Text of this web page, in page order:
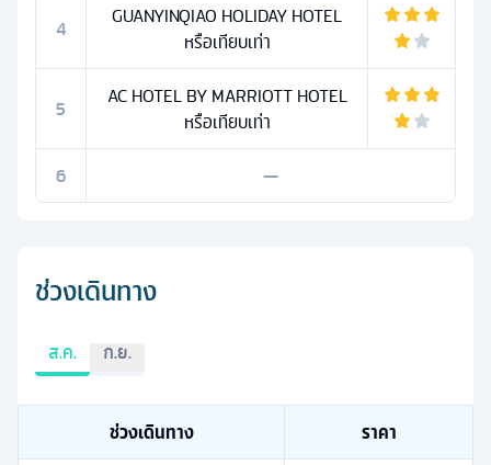
4
GUANYINQIAO HOLIDAY HOTEL
หรือเทียบเท่า
5
AC HOTEL BY MARRIOTT HOTEL
หรือเทียบเท่า
6
—
ช่วงเดินทาง
ส.ค. ก.ย.
ช่วงเดินทาง ราคา